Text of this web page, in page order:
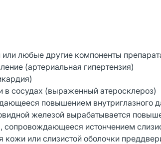
или любые другие компоненты
(артериальная гипертензия)
в сосудах (выраженный атеросклероз)
повышением внутриглазного
железой вырабатывается
сопровождающееся истончением
кожи или слизистой оболочки